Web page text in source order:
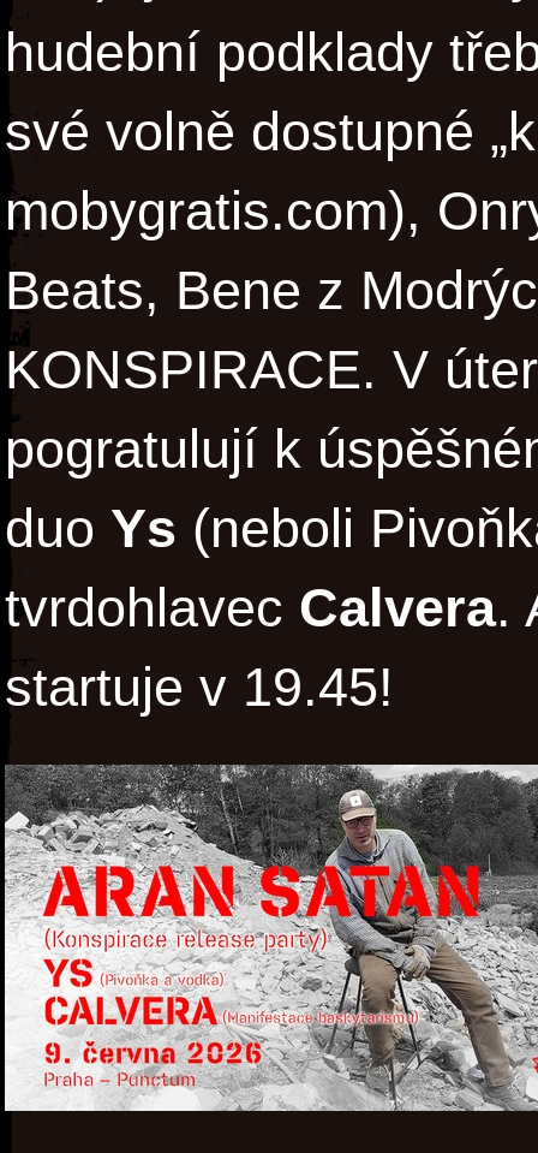
hudební podklady
své volně dostupné
mobygratis.com),
Beats, Bene z
KONSPIRACE. V
pogratulují k
duo Ys (neboli
tvrdohlavec Calvera.
startuje v 19.45!